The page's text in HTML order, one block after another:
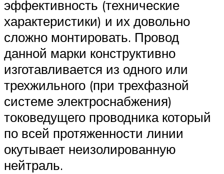
эффективность (технические
характеристики) и их довольно
сложно монтировать. Провод
данной марки конструктивно
изготавливается из одного или
трехжильного (при трехфазной
системе электроснабжения)
токоведущего проводника который
по всей протяженности линии
окутывает неизолированную
нейтраль.